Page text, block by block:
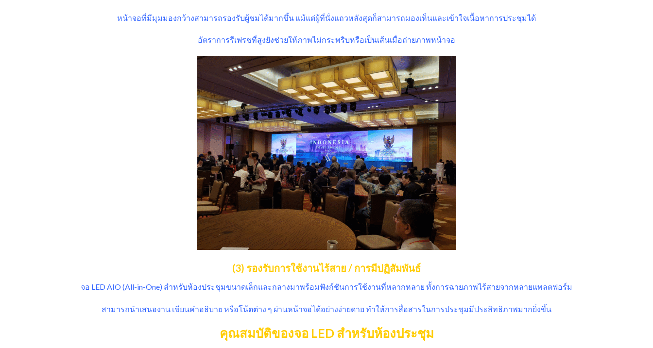
หน้าจอที่มีมุมมองกว้างสามารถรองรับผู้ชมได้มากขึ้น แม้แต่ผู้ที่นั่งแถวหลังสุดก็สามารถมองเห็นและเข้าใจเนื้อหาการประชุมได้
อัตราการรีเฟรชที่สูงยังช่วยให้ภาพไม่กระพริบหรือเป็นเส้นเมื่อถ่ายภาพหน้าจอ
(3) รองรับการใช้งานไร้สาย / การมีปฏิสัมพันธ์
จอ LED AIO (All-in-One) สำหรับห้องประชุมขนาดเล็กและกลางมาพร้อมฟังก์ชันการใช้งานที่หลากหลาย ทั้งการฉายภาพไร้สายจากหลายแพลตฟอร์ม
สามารถนำเสนองาน เขียนคำอธิบาย หรือโน้ตต่าง ๆ ผ่านหน้าจอได้อย่างง่ายดาย ทำให้การสื่อสารในการประชุมมีประสิทธิภาพมากยิ่งขึ้น
คุณสมบัติของจอ LED สำหรับห้องประชุม